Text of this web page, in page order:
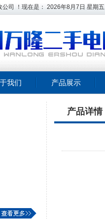
司 ！现在是： 2026年8月7日 星期五
我们 产品展示
产品详情